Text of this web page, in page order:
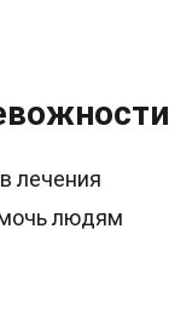
лечения
людям